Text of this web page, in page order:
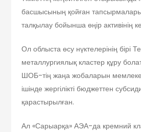
басшысының қойған
талқылау бойынша өңір активінің
Ол облыста өсу нүктелерінің бірі
металлургиялық кластер құру
ШОБ-тің жаңа жобаларын
ішінде жергілікті бюджеттен
қарастырылған.
Ал «Сарыарқа» АЭА-да кремний